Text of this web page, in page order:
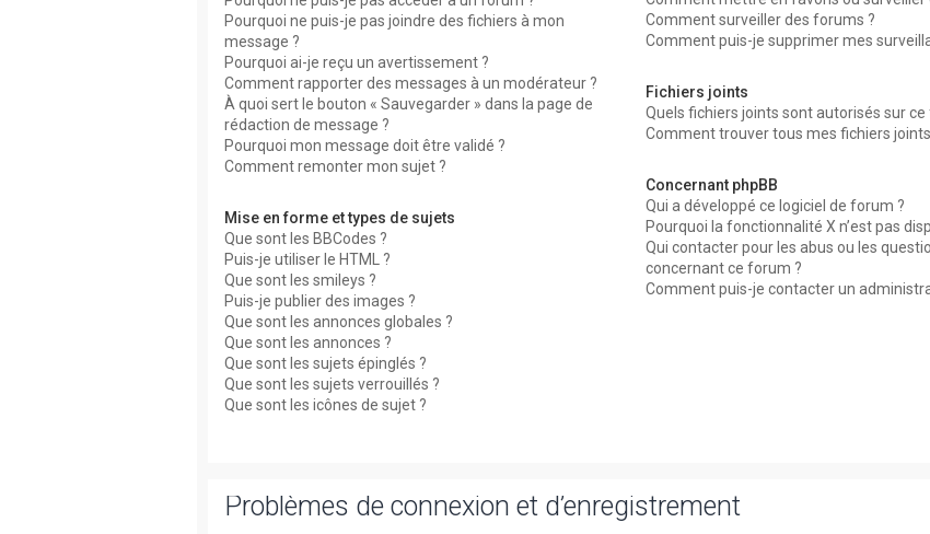
Pourquoi ne puis-je pas joindre des fichiers à mon
message ?
Pourquoi ai-je reçu un avertissement ?
Comment rapporter des messages à un modérateur ?
À quoi sert le bouton « Sauvegarder » dans la page de
rédaction de message ?
Pourquoi mon message doit être validé ?
Comment remonter mon sujet ?
Mise en forme et types de sujets
Que sont les BBCodes ?
Puis-je utiliser le HTML ?
Que sont les smileys ?
Puis-je publier des images ?
Que sont les annonces globales ?
Que sont les annonces ?
Que sont les sujets épinglés ?
Que sont les sujets verrouillés ?
Que sont les icônes de sujet ?
Comment surveiller des forums ?
Comment puis-je supprimer mes
Fichiers joints
Quels fichiers joints sont autorisés sur ce
Comment trouver tous mes fichiers
Concernant phpBB
Qui a développé ce logiciel de forum ?
Pourquoi la fonctionnalité X n’est pas
Qui contacter pour les abus ou les
concernant ce forum ?
Comment puis-je contacter un
Problèmes de connexion et d’enregistrement